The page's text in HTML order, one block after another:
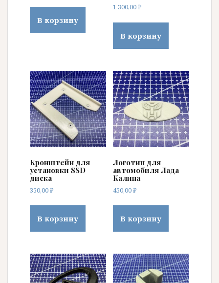
В корзину
1 300,00₽
В корзину
Кронштейн для
установки SSD
диска
350,00₽
В корзину
Логотип для
автомобиля Лада
Калина
450,00₽
В корзину